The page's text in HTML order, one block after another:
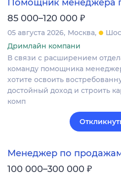
Помощник менеджера
85 000–120 000 ₽
05 августа 2026 Москва
Дримлайн компани
В связи с расширением
команду помощника
хотите освоить
достойный доход и строить
комп
Менеджер по
100 000–300 000 ₽